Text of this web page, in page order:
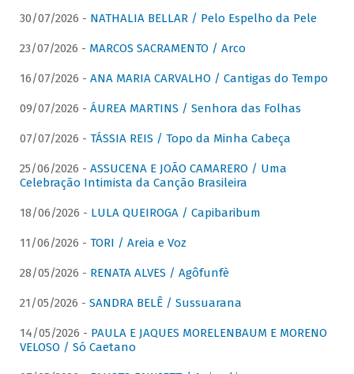
30/07/2026 - NATHALIA BELLAR / Pelo Espelho da Pele
23/07/2026 - MARCOS SACRAMENTO / Arco
16/07/2026 - ANA MARIA CARVALHO / Cantigas do Tempo
09/07/2026 - ÁUREA MARTINS / Senhora das Folhas
07/07/2026 - TÁSSIA REIS / Topo da Minha Cabeça
25/06/2026 - ASSUCENA E JOÃO CAMARERO / Uma
Celebração Intimista da Canção Brasileira
18/06/2026 - LULA QUEIROGA / Capibaribum
11/06/2026 - TORI / Areia e Voz
28/05/2026 - RENATA ALVES / Agôfunfè
21/05/2026 - SANDRA BELÊ / Sussuarana
14/05/2026 - PAULA E JAQUES MORELENBAUM E MORENO
VELOSO / Só Caetano